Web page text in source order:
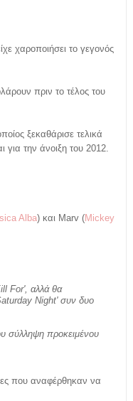
χαροποιήσει το γεγονός
πριν το τέλος του
ξεκαθάρισε τελικά
για την άνοιξη του 2012.
Alba) και Marv (Mickey
For', αλλά θα
Night' συν δυο
σύλληψη προκειμένου
που αναφέρθηκαν να